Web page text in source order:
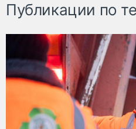
Публикации по